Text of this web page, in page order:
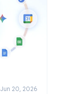
Jun 20, 2026